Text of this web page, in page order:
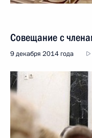
Совещание с
9 декабря 2014 года